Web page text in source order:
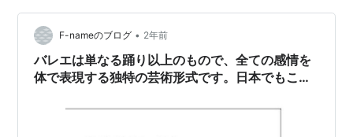
ト。ダンサーの中でのメインパートも担当。本人のオネ
エキャラを含めて注目された。 202…
F-nameのブログ • 2年前
バレエは単なる踊り以上のもので、全ての感情を
体で表現する独特の芸術形式です。日本でもこの
ます。（舞台芸術の魅力第5回）#放送大学講義録